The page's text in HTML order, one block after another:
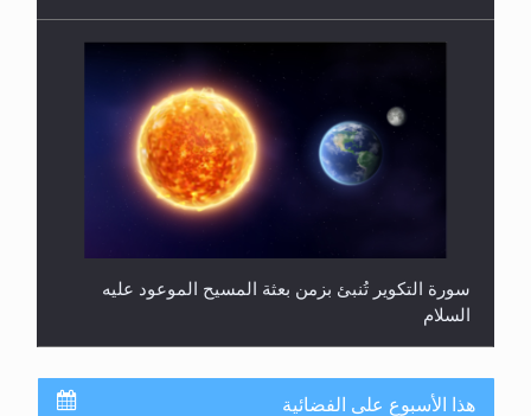
سورة التكوير تُنبئ بزمن بعثة المسيح الموعود عليه
السلام
هذا الأسبوع على الفضائية